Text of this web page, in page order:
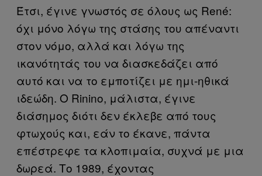
Έτσι, έγινε γνωστός σε όλους ως René:
όχι μόνο λόγω της στάσης του απέναντι
στον νόμο, αλλά και λόγω της
ικανότητάς του να διασκεδάζει από
αυτό και να το εμποτίζει με ημι-ηθικά
ιδεώδη. Ο Rinino, μάλιστα, έγινε
διάσημος διότι δεν έκλεβε από τους
φτωχούς και, εάν το έκανε, πάντα
επέστρεφε τα κλοπιμαία, συχνά με μια
δωρεά. Το 1989, έχοντας